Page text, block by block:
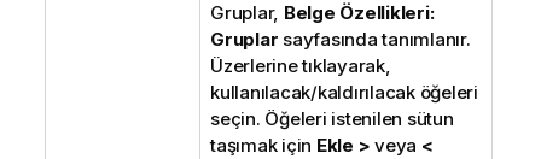
Gruplar, Belge Özellikleri:
Gruplar sayfasında tanımlanır.
Üzerlerine tıklayarak,
kullanılacak/kaldırılacak öğeleri
seçin. Öğeleri istenilen sütun
taşımak için Ekle > veya <